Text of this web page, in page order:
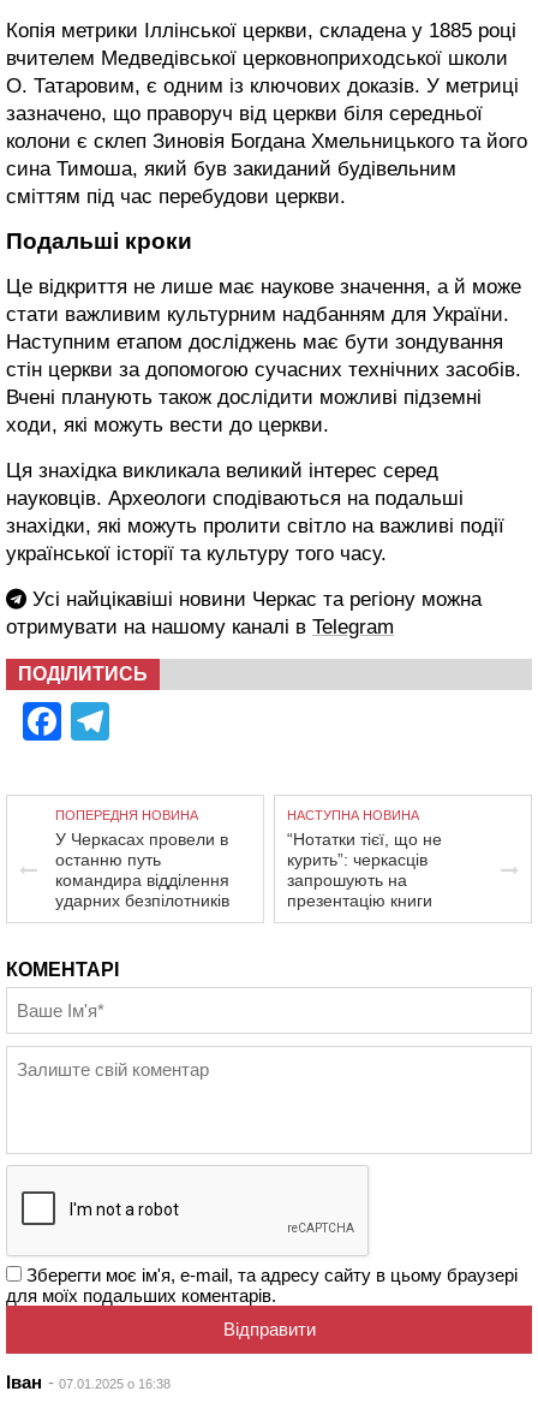
Копія метрики Іллінської церкви, складена у 1885 році
вчителем Медведівської церковноприходської школи
О. Татаровим, є одним із ключових доказів. У метриці
зазначено, що праворуч від церкви біля середньої
колони є склеп Зиновія Богдана Хмельницького та його
сина Тимоша, який був закиданий будівельним
сміттям під час перебудови церкви.
Подальші кроки
Це відкриття не лише має наукове значення, а й може
стати важливим культурним надбанням для України.
Наступним етапом досліджень має бути зондування
стін церкви за допомогою сучасних технічних засобів.
Вчені планують також дослідити можливі підземні
ходи, які можуть вести до церкви.
Ця знахідка викликала великий інтерес серед
науковців. Археологи сподіваються на подальші
знахідки, які можуть пролити світло на важливі події
української історії та культуру того часу.
Усі найцікавіші новини Черкас та регіону можна
отримувати на нашому каналі в Telegram
ПОДІЛИТИСЬ
Facebook
ПОПЕРЕДНЯ НОВИНА
У Черкасах провели в
останню путь
командира відділення
ударних безпілотників
НАСТУПНА НОВИНА
“Нотатки тієї, що не
курить”: черкасців
запрошують на
презентацію книги
КОМЕНТАРІ
Зберегти моє ім'я, e-mail, та адресу сайту в цьому браузері
для моїх подальших коментарів.
Іван 07.01.2025 о 16:38